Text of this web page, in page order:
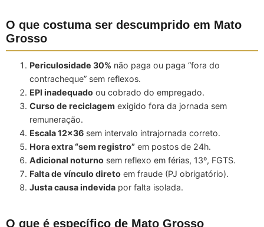
O que costuma ser descumprido em Mato
Grosso
Periculosidade 30% não paga ou paga “fora do
contracheque” sem reflexos.
EPI inadequado ou cobrado do empregado.
Curso de reciclagem exigido fora da jornada sem
remuneração.
Escala 12×36 sem intervalo intrajornada correto.
Hora extra “sem registro” em postos de 24h.
Adicional noturno sem reflexo em férias, 13º, FGTS.
Falta de vínculo direto em fraude (PJ obrigatório).
Justa causa indevida por falta isolada.
O que é específico de Mato Grosso